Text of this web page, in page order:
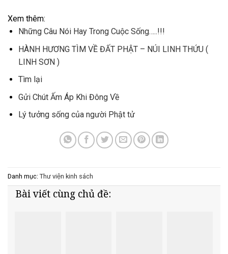
Xem thêm:
Những Câu Nói Hay Trong Cuộc Sống…..!!!
HÀNH HƯƠNG TÌM VỀ ĐẤT PHẬT – NÚI LINH THỨU (
LINH SƠN )
Tìm lại
Gửi Chút Ấm Áp Khi Đông Về
Lý tưởng sống của người Phật tử
Danh mục: Thư viện kinh sách
Bài viết cùng chủ đề: